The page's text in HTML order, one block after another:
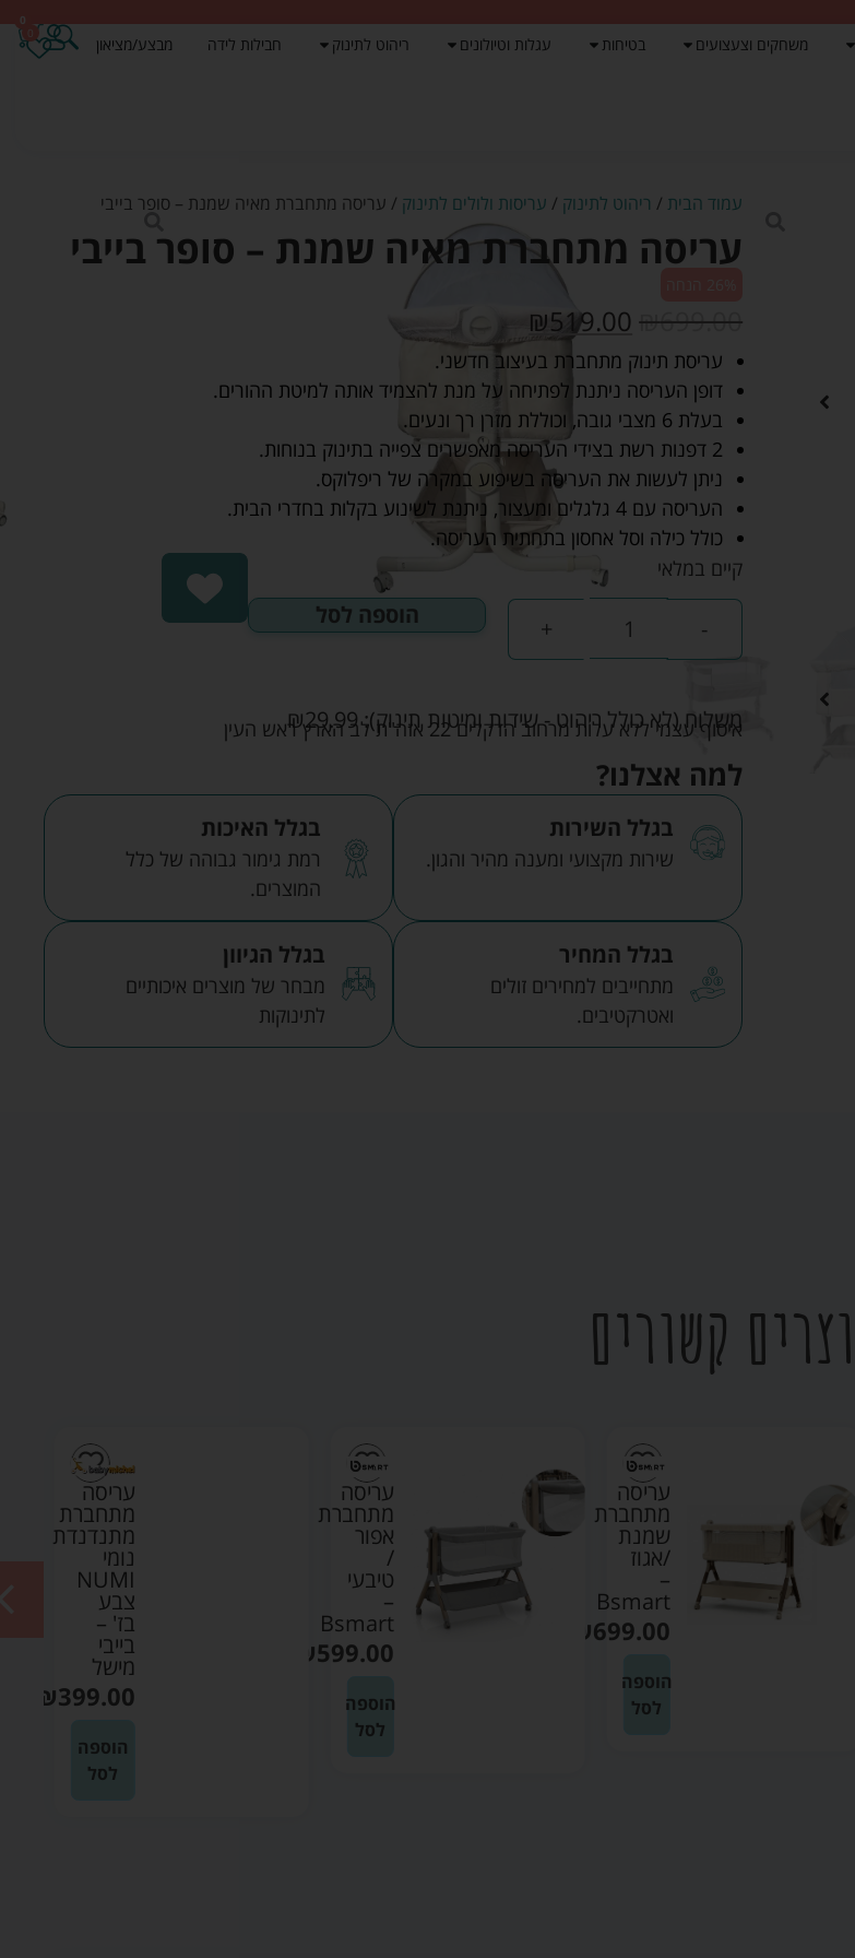
משחקים וצעצועים בטיחות עגלות וטיולונים ריהוט לתינוק חבילות לידה מבצע/מציאון
0
עמוד הבית / ריהוט לתינוק / עריסות ולולים לתינוק / עריסה מתחברת מאיה שמנת – סופר בייבי
עריסה מתחברת מאיה שמנת – סופר בייבי
₪699.00
₪519.00
עריסת תינוק מתחברת בעיצוב חדשני.
דופן העריסה ניתנת לפתיחה על מנת להצמיד אותה למיטת ההורים.
בעלת 6 מצבי גובה, וכוללת מזרן רך ונעים.
2 דפנות רשת בצידי העריסה מאפשרים צפייה בתינוק בנוחות.
ניתן לעשות את העריסה בשיפוע במקרה של ריפלוקס.
העריסה עם 4 גלגלים ומעצור, ניתנת לשינוע בקלות בחדרי הבית.
כולל כילה וסל אחסון בתחתית העריסה.
קיים במלאי
-
+ הוספה לסל
משלוח (לא כולל ריהוט - שידות ומיטות תינוק): ₪29.99 איסוף עצמי ללא עלות מרחוב הדקלים 22 אזה"ת לב הארץ ראש העין
למה אצלנו?
בגלל השירות
שירות מקצועי ומענה מהיר והגון.
בגלל האיכות
רמת גימור גבוהה של כלל
המוצרים.
בגלל המחיר
מתחייבים למחירים זולים
ואטרקטיבים.
בגלל הגיוון
מבחר של מוצרים איכותיים
לתינוקות
קשורים
עריסה
מתחברת
שמנת
/אגוז
–
Bsmart
₪699.00
הוספה
לסל
עריסה
מתחברת
אפור
/
טיבעי
–
Bsmart
₪599.00
הוספה
לסל
עריסה
מתחברת
מתנדנדת
נומי
NUMI
צבע
בז' –
בייבי
מישל
₪399.00
הוספה
לסל